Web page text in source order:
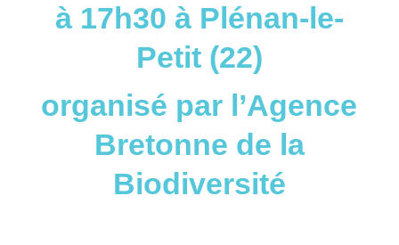
à 17h30 à Plénan-le-
Petit (22)
organisé par l’Agence
Bretonne de la
Biodiversité